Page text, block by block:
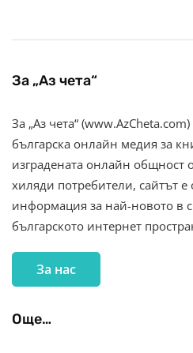
За „Аз чета“
За „Аз чета“
българска онлайн медия за
изградената онлайн общност
хиляди потребители, сайтът
информация за най-новото в
българското интернет
За нас
Още…